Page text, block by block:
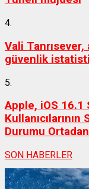
4.
Vali Tanrısever,
güvenlik
5.
Apple, iOS 16.1
Durumu
SON HABERLER